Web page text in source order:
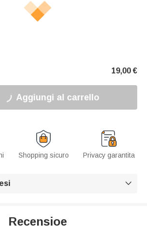
19,00 €
Aggiungi al carrello
Shopping sicuro Privacy garantita

Recensioe